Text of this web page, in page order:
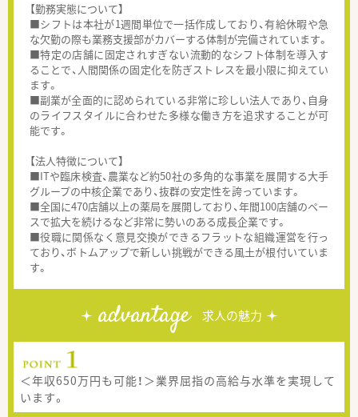
【勤務実態について】
■シフトは本社が1週間単位で一括作成しており、有給休暇や急
な欠勤の際も業務支援部がカバーする体制が完備されています。
■特定の店舗に固定されすぎない流動的なシフト体制を導入す
ることで、人間関係の固定化を防ぎストレスを最小限に抑えてい
ます。
■副業が全面的に認められている非常に珍しい法人であり、自身
のライフスタイルに合わせた多様な働き方を追求することが可
能です。
【法人特徴について】
■ITや臨床検査、農業など約50社の多角的な事業を展開する大手
グループの中核企業であり、抜群の安定性を誇っています。
■全国に470店舗以上の薬局を展開しており、年間100店舗のペー
スで拡大を続けるなど非常に勢いのある成長企業です。
■役職に関係なく意見交換ができるフラットな組織運営を行っ
ており、ボトムアップで新しい挑戦ができる風土が根付いていま
す。
advantage 求人の魅力
＜年収650万円も可能！＞業界屈指の高給与水準を実現して
います。